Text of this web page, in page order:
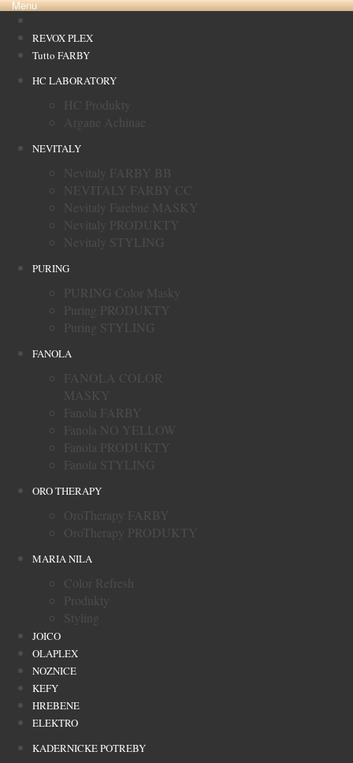
Menu
REVOX PLEX
Tutto FARBY
HC LABORATORY
HC Produkty
Argane Achinae
NEVITALY
Nevitaly FARBY BB
NEVITALY FARBY CC
Nevitaly Farebné MASKY
Nevitaly PRODUKTY
Nevitaly STYLING
PURING
PURING Color Masky
Puring PRODUKTY
Puring STYLING
FANOLA
FANOLA COLOR
MASKY
Fanola FARBY
Fanola NO YELLOW
Fanola PRODUKTY
Fanola STYLING
ORO THERAPY
OroTherapy FARBY
OroTherapy PRODUKTY
MARIA NILA
Color Refresh
Produkty
Styling
JOICO
OLAPLEX
NOZNICE
KEFY
HREBENE
ELEKTRO
KADERNICKE POTREBY